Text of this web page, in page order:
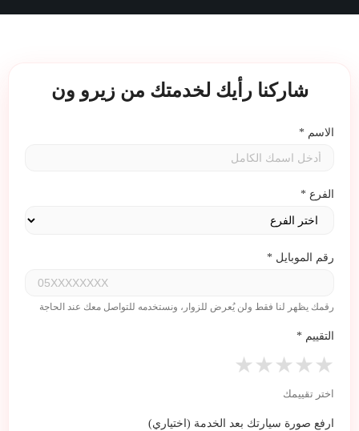
شاركنا رأيك لخدمتك من زيرو ون
الاسم *
الفرع *
رقم الموبايل *
رقمك يظهر لنا فقط ولن يُعرض للزوار، ونستخدمه للتواصل معك عند الحاجة
التقييم *
★★★★★
اختر تقييمك
ارفع صورة سيارتك بعد الخدمة (اختياري)